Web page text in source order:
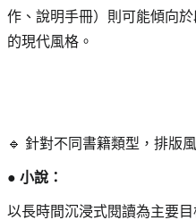
作、說明手冊）則可能傾向
的現代風格。
🔹 針對不同書籍類型，排版
● 小說：
以長時間沉浸式閱讀為主要